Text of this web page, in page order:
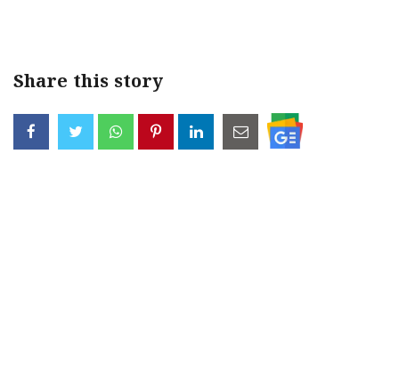
Share this story